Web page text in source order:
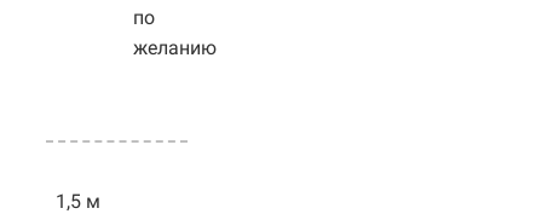
по
желанию
1,5 м